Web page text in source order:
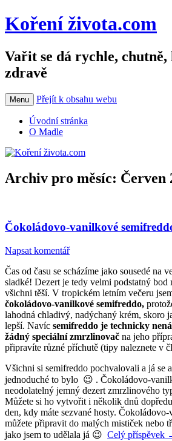
Koření života.com
Vařit se dá rychle,
zdravě
Menu Přejít k obsahu webu
Úvodní stránka
O Madle
Archiv pro měsíc: Červen
Čokoládovo-vanilkové
Napsat komentář
Čas od času se scházíme jako sousedé na
sladké! Dezert je tedy velmi podstatný bod
všichni těší. V tropickém letním večeru
čokoládovo-vanilkové semifreddo,
lahodná chladivý, nadýchaný krém, skoro
lepší. Navíc semifreddo je technicky
žádný speciální zmrzlinovač na jeho
připravíte různé příchutě (tipy naleznete v
Všichni si semifreddo pochvalovali a já se
jednoduché to bylo 😉 . Čokoládovo-
neodolatelný jemný dezert zmrzlinového
Můžete si ho vytvořit i několik dnů
den, kdy máte sezvané hosty.
můžete připravit do malých mističek nebo
jako jsem to udělala já 😉 Celý příspěvek